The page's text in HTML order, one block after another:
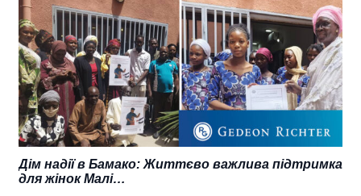
Дім надії в Бамако: Життєво важлива підтримка
для жінок Малі…